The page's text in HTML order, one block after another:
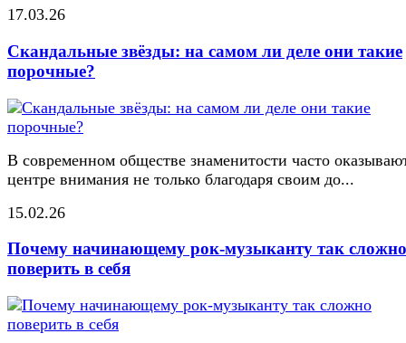
17.03.26
Скандальные звёзды: на самом ли деле они такие
порочные?
В современном обществе знаменитости часто
центре внимания не только благодаря своим до...
15.02.26
Почему начинающему рок-музыканту так сложно
поверить в себя